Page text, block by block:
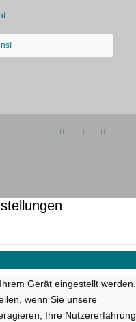
Gerät eingestellt werden.
wenn Sie unsere
Ihre Nutzererfahrung